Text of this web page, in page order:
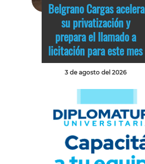
Belgrano Cargas acelera
su privatización y
prepara el llamado a
licitación para este mes
3 de agosto del 2026